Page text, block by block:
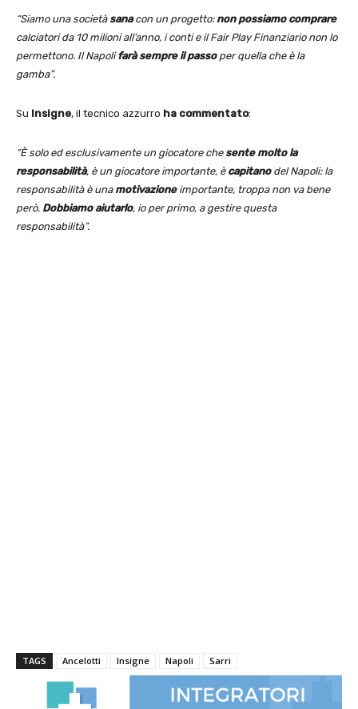
“Siamo una società sanacon un progetto: non possiamo comprare
calciatori da 10 milioni all’anno, i conti e il Fair Play Finanziario non lo
permettono. Il Napolifarà sempre il passoper quella che è la
gamba”.
Su Insigne, il tecnico azzurro ha commentato:
“È solo ed esclusivamente un giocatore che sente molto la
responsabilità, è un giocatore importante, è capitanodel Napoli: la
responsabilità è una motivazioneimportante, troppa non va bene
però. Dobbiamo aiutarlo, io per primo, a gestire questa
responsabilità”.
TAGS Ancelotti Insigne Napoli Sarri